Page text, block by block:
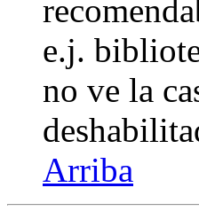
e.j.
no ve la
Arriba